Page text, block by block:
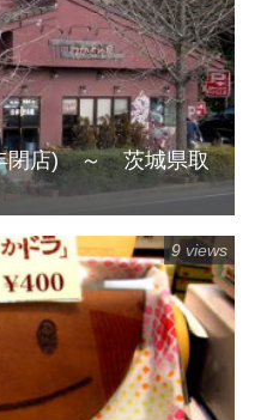
閉店) ～ 茨城県取
9 views